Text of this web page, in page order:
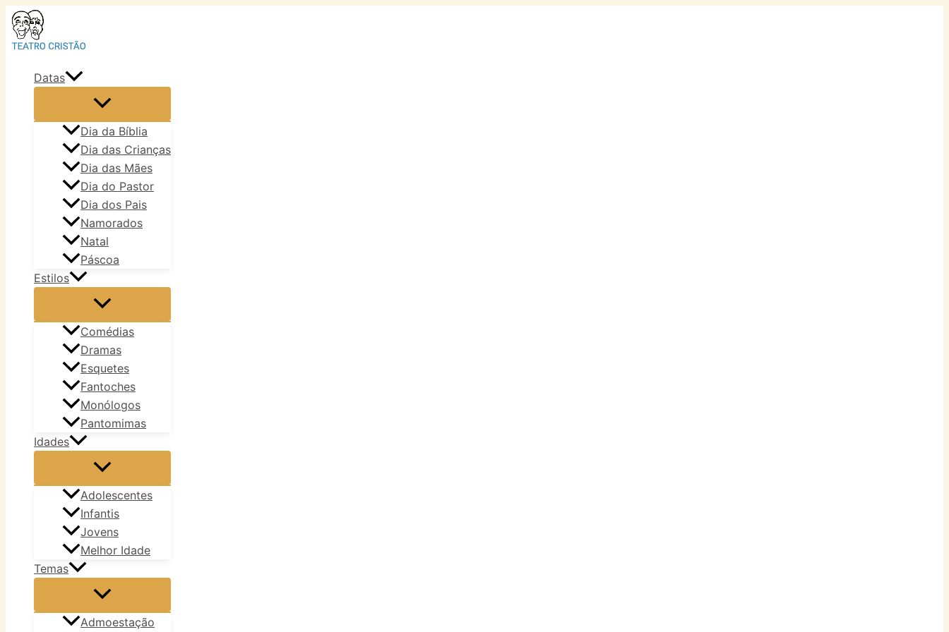
para
Datas
Dia da Bíblia
Dia das Crianças
Dia das Mães
Dia do Pastor
Dia dos Pais
Namorados
Natal
Páscoa
Estilos
Comédias
Dramas
Esquetes
Fantoches
Monólogos
Pantomimas
Idades
Adolescentes
Infantis
Jovens
Melhor Idade
Temas
Admoestação